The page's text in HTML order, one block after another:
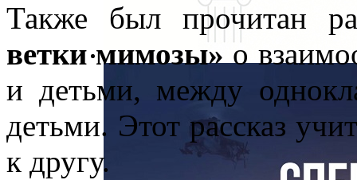
Также был прочитан
ветки мимозы»о
и детьми, между
детьми. Этот рассказ
к другу.